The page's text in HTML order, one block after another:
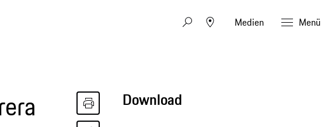
Medien Menü
Download